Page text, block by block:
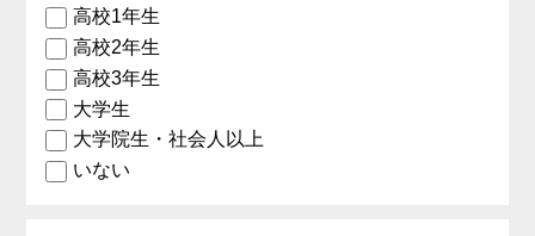
高校1年生
高校2年生
高校3年生
大学生
大学院生・社会人以上
いない